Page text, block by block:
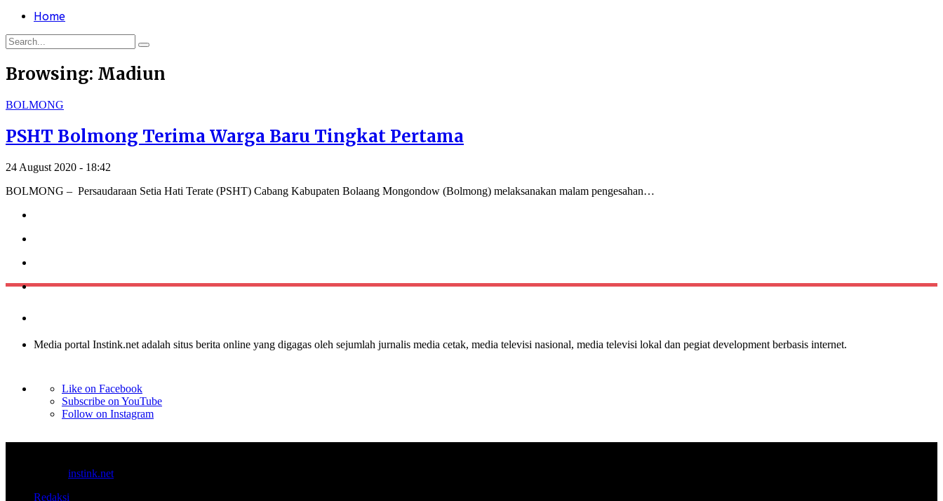
Home
Browsing: Madiun
BOLMONG
PSHT Bolmong Terima Warga Baru Tingkat Pertama
24 August 2020 - 18:42
BOLMONG – Persaudaraan Setia Hati Terate (PSHT) Cabang Kabupaten Bolaang Mongondow (Bolmong) melaksanakan malam pengesahan…
Media portal Instink.net adalah situs berita online yang digagas oleh sejumlah jurnalis media cetak, media televisi nasional, media televisi lokal dan pegiat development berbasis internet.
Like on Facebook
Subscribe on YouTube
Follow on Instagram
instink.net
Redaksi